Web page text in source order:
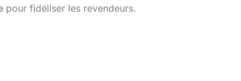
pour fidéliser les revendeurs.